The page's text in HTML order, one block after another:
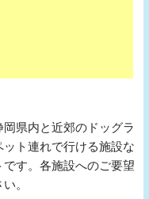
県内と近郊のドッグラ
ト連れで行ける施設な
す。各施設へのご要望
。